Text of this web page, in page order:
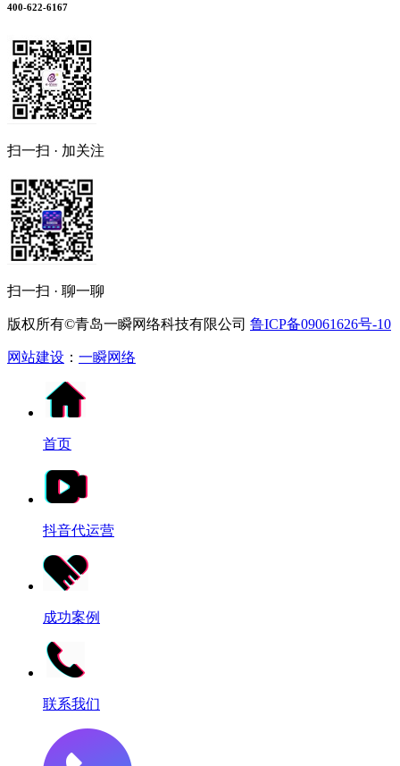
400-622-6167
扫一扫 · 加关注
扫一扫 · 聊一聊
版权所有©青岛一瞬网络科技有限公司 鲁ICP备09061626号-10
网站建设 ： 一瞬网络
首页
抖音代运营
成功案例
联系我们